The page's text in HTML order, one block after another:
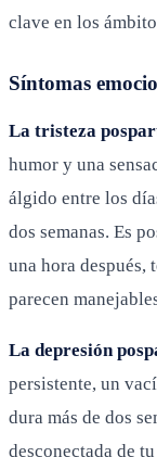
clave en los
Síntomas
La tristeza
humor y una
álgido entre los
dos semanas. Es
una hora después,
parecen
La depresión
persistente, un
dura más de dos
desconectada de